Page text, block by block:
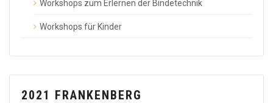
Workshops zum Erlernen der Bindetechnik
Workshops für Kinder
2021 FRANKENBERG